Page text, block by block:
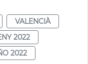
VALENCIÀ
2022
2022